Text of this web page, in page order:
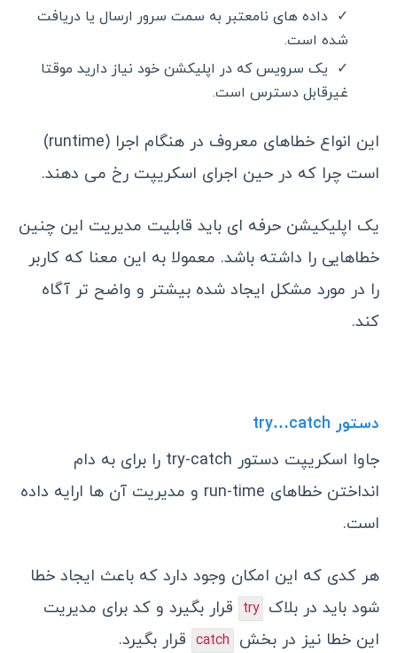
داده های نامعتبر به سمت سرور ارسال یا دریافت
شده است.
یک سرویس که در اپلیکشن خود نیاز دارید موقتا
غیرقابل دسترس است.
این انواع خطاهای معروف در هنگام اجرا (runtime)
است چرا که در حین اجرای اسکریپت رخ می دهند.
یک اپلیکیشن حرفه ای باید قابلیت مدیریت این چنین
خطاهایی را داشته باشد. معمولا به این معنا که کاربر
را در مورد مشکل ایجاد شده بیشتر و واضح تر آگاه
کند.
دستور try…catch
جاوا اسکریپت دستور try-catch را برای به دام
انداختن خطاهای run-time و مدیریت آن ها ارایه داده
است.
هر کدی که این امکان وجود دارد که باعث ایجاد خطا
شود باید در بلاک try قرار بگیرد و کد برای مدیریت
این خطا نیز در بخش catch قرار بگیرد.